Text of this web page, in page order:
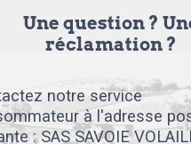
Une question ?
réclamation ?
notre service
à l'adresse
: SAS SAVOIE